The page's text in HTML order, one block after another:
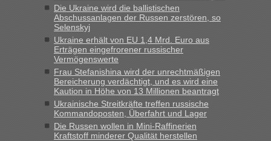
„Derzeit, ist es überall sehr voll an den Grenzen Ukraine/
Polen. Zb. Krakovets 100 PKW ca. 10 h Wartezeit. Wollen
Montag rüber, versuchen es sehr früh.“
Die Ukraine wird die ballistischen
Abschussanlagen der Russen zerstören, so
Selenskyj
Ukraine erhält von EU 1,4 Mrd. Euro aus
Erträgen eingefrorener russischer
Vermögenswerte
Frau Stefanishina wird der unrechtmäßigen
Bereicherung verdächtigt, und es wird eine
Kaution in Höhe von 13 Millionen beantragt
Ukrainische Streitkräfte treffen russische
Kommandoposten, Überfahrt und Lager
Die Russen wollen in Mini-Raffinerien
Kraftstoff minderer Qualität herstellen